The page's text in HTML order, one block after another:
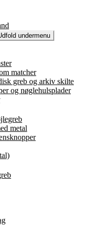
undermenu
matcher
greb og arkiv skilte
og nøglehulsplader
metal